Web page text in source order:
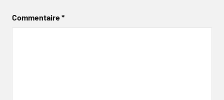
Commentaire*